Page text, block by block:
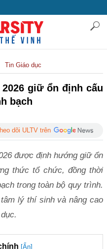
Tin Giáo dục
giữ ổn định cấu
bạch
dõi ULTV trên
được định hướng giữ ổn
thức tổ chức, đồng thời
trong toàn bộ quy trình.
lý thí sinh và nâng cao
[Ẩn]